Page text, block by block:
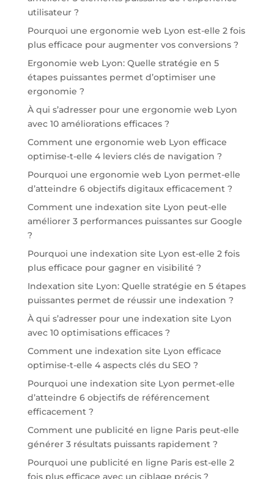
utilisateur ?
Pourquoi une ergonomie web Lyon est-elle 2 fois
plus efficace pour augmenter vos conversions ?
Ergonomie web Lyon: Quelle stratégie en 5
étapes puissantes permet d’optimiser une
ergonomie ?
À qui s’adresser pour une ergonomie web Lyon
avec 10 améliorations efficaces ?
Comment une ergonomie web Lyon efficace
optimise-t-elle 4 leviers clés de navigation ?
Pourquoi une ergonomie web Lyon permet-elle
d’atteindre 6 objectifs digitaux efficacement ?
Comment une indexation site Lyon peut-elle
améliorer 3 performances puissantes sur Google
?
Pourquoi une indexation site Lyon est-elle 2 fois
plus efficace pour gagner en visibilité ?
Indexation site Lyon: Quelle stratégie en 5 étapes
puissantes permet de réussir une indexation ?
À qui s’adresser pour une indexation site Lyon
avec 10 optimisations efficaces ?
Comment une indexation site Lyon efficace
optimise-t-elle 4 aspects clés du SEO ?
Pourquoi une indexation site Lyon permet-elle
d’atteindre 6 objectifs de référencement
efficacement ?
Comment une publicité en ligne Paris peut-elle
générer 3 résultats puissants rapidement ?
Pourquoi une publicité en ligne Paris est-elle 2
fois plus efficace avec un ciblage précis ?